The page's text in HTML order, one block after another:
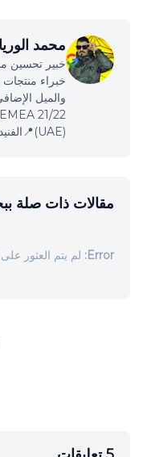
محمد
خبراء
والميل
(UAE)📍الفنيدق | المملكة المغربية
مقالات ذات صلة
Error: لم يتم العثور